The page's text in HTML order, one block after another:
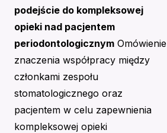
podejście do kompleksowej
opieki nad pacjentem
periodontologicznym Omówienie
znaczenia współpracy między
członkami zespołu
stomatologicznego oraz
pacjentem w celu zapewnienia
kompleksowej opieki